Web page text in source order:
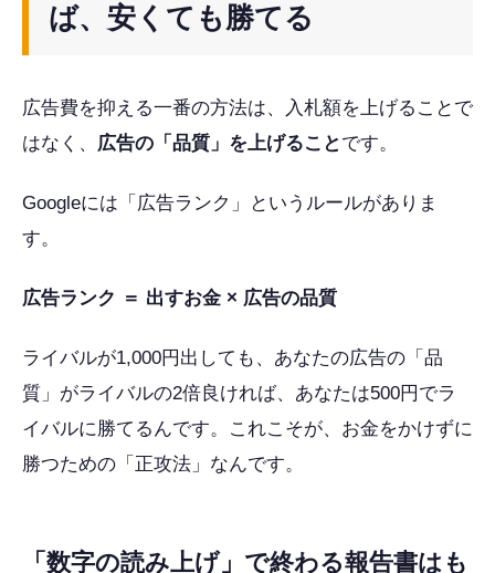
ば、安くても勝てる
広告費を抑える一番の方法は、入札額を上げることで
はなく、 広告の「品質」を上げることです。
Googleには「広告ランク」というルールがありま
す。
広告ランク ＝ 出すお金 × 広告の品質
ライバルが1,000円出しても、あなたの広告の「品
質」がライバルの2倍良ければ、あなたは500円でラ
イバルに勝てるんです。これこそが、お金をかけずに
勝つための「正攻法」なんです。
「数字の読み上げ」で終わる報告書はも